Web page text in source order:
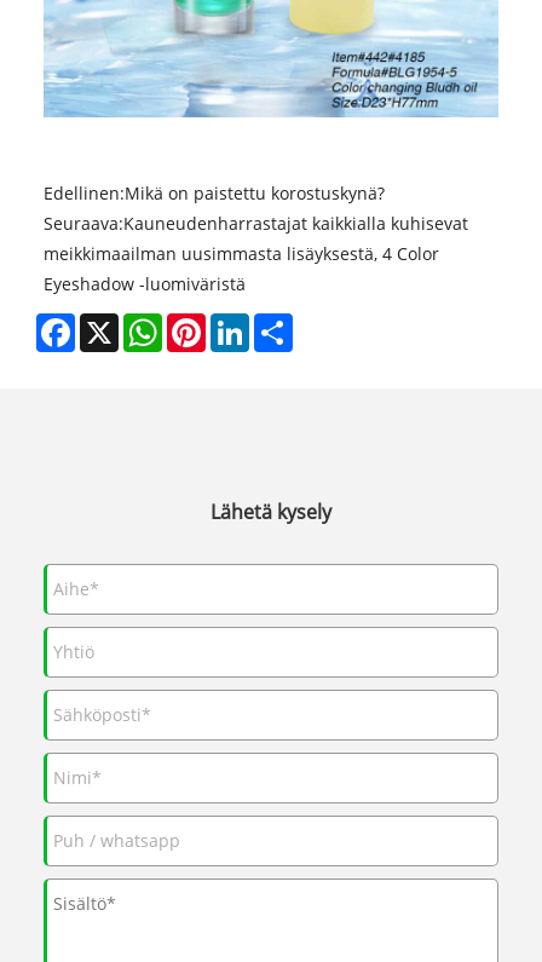
Edellinen:Mikä on paistettu korostuskynä?
Seuraava:Kauneudenharrastajat kaikkialla kuhisevat
meikkimaailman uusimmasta lisäyksestä, 4 Color
Eyeshadow -luomiväristä
Facebook
X WhatsAppPinterestLinkedInShare
Lähetä kysely